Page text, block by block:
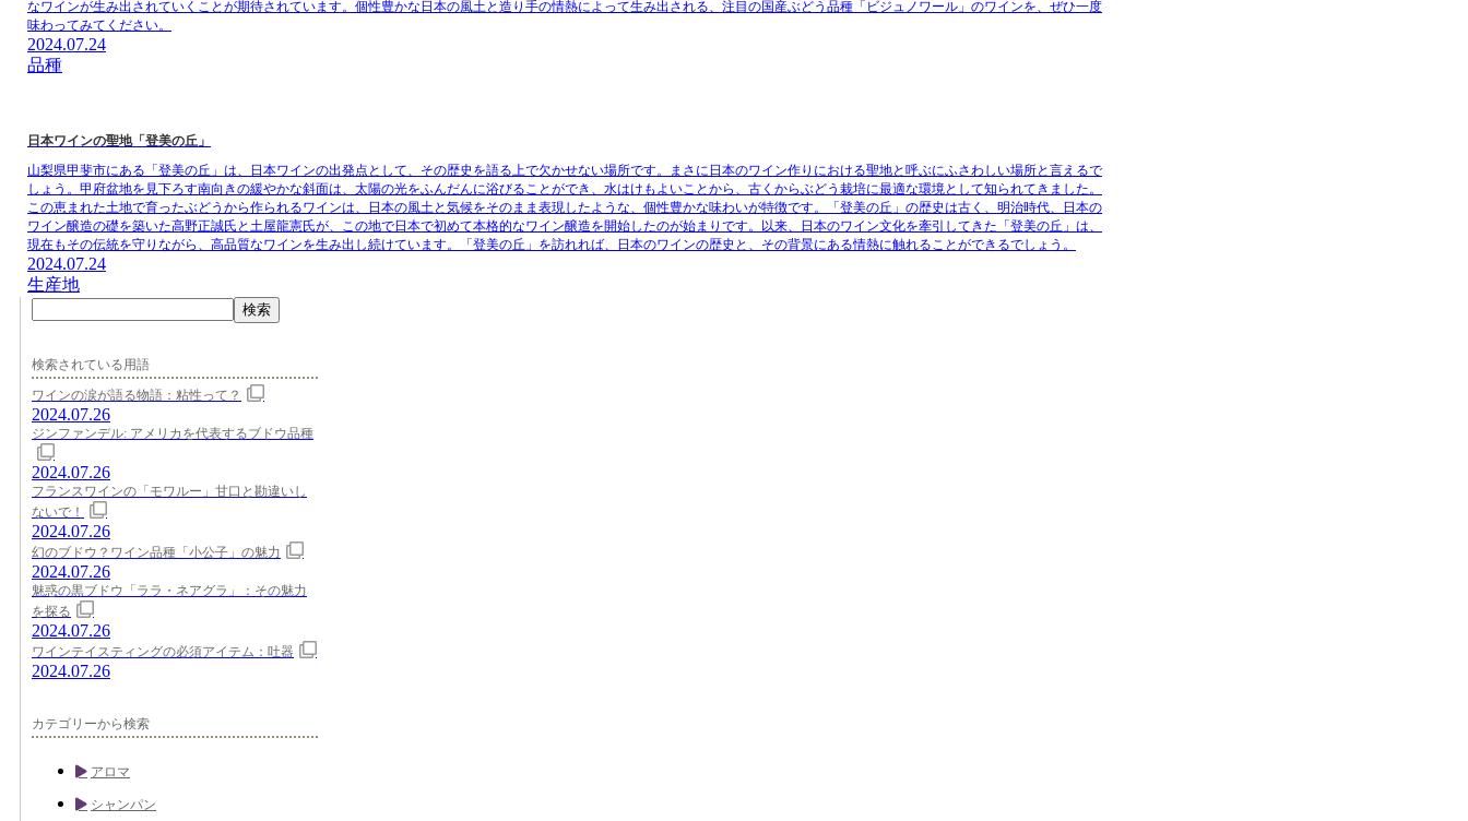
なワインが生み出されていくことが期待されています。個性豊かな日本の風土と造り手の情熱によって生み出される、注目の国産ぶどう品種「ビジュノワール」のワインを、ぜひ一度
味わってみてください。
2024.07.24
品種
日本ワインの聖地「登美の丘」
山梨県甲斐市にある「登美の丘」は、日本ワインの出発点として、その歴史を語る上で欠かせない場所です。まさに日本のワイン作りにおける聖地と呼ぶにふさわしい場所と言えるで
しょう。甲府盆地を見下ろす南向きの緩やかな斜面は、太陽の光をふんだんに浴びることができ、水はけもよいことから、古くからぶどう栽培に最適な環境として知られてきました。
この恵まれた土地で育ったぶどうから作られるワインは、日本の風土と気候をそのまま表現したような、個性豊かな味わいが特徴です。「登美の丘」の歴史は古く、明治時代、日本の
ワイン醸造の礎を築いた高野正誠氏と土屋龍憲氏が、この地で日本で初めて本格的なワイン醸造を開始したのが始まりです。以来、日本のワイン文化を牽引してきた「登美の丘」は、
現在もその伝統を守りながら、高品質なワインを生み出し続けています。「登美の丘」を訪れれば、日本のワインの歴史と、その背景にある情熱に触れることができるでしょう。
2024.07.24
生産地
検索
検索されている用語
ワインの涙が語る物語：粘性って？
2024.07.26
ジンファンデル: アメリカを代表するブドウ品種
2024.07.26
フランスワインの「モワルー」甘口と勘違いし
ないで！
2024.07.26
幻のブドウ？ワイン品種「小公子」の魅力
2024.07.26
魅惑の黒ブドウ「ララ・ネアグラ」：その魅力
を探る
2024.07.26
ワインテイスティングの必須アイテム：吐器
2024.07.26
カテゴリーから検索
アロマ
シャンパン